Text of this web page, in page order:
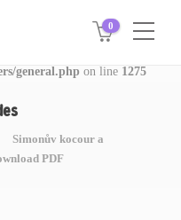
in
general.php on line 1275
0
Simonův kocour a
PDF